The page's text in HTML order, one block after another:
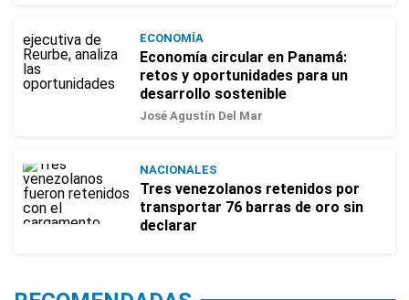
ECONOMÍA
Economía circular en Panamá:
retos y oportunidades para un
desarrollo sostenible
José Agustín Del Mar
NACIONALES
Tres venezolanos retenidos por
transportar 76 barras de oro sin
declarar